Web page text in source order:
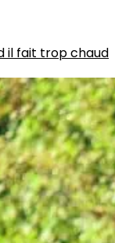
il fait trop chaud